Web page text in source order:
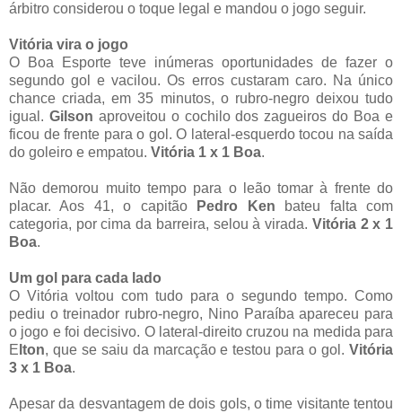
árbitro considerou o toque legal e mandou o jogo seguir.
Vitória vira o jogo
O Boa Esporte teve inúmeras oportunidades de fazer o
segundo gol e vacilou. Os erros custaram caro. Na único
chance criada, em 35 minutos, o rubro-negro deixou tudo
igual. Gilson aproveitou o cochilo dos zagueiros do Boa e
ficou de frente para o gol. O lateral-esquerdo tocou na saída
do goleiro e empatou. Vitória 1 x 1 Boa.
Não demorou muito tempo para o leão tomar à frente do
placar. Aos 41, o capitão
Pedro Ken bateu falta com
categoria, por cima da barreira, selou à virada. Vitória 2 x 1
Boa.
Um gol para cada lado
O Vitória voltou com tudo para o segundo tempo. Como
pediu o treinador rubro-negro, Nino Paraíba apareceu para
o jogo e foi decisivo. O lateral-direito cruzou na medida para
E lton, que se saiu da marcação e testou para o gol. Vitória
3 x 1 Boa.
Apesar da desvantagem de dois gols, o time visitante tentou